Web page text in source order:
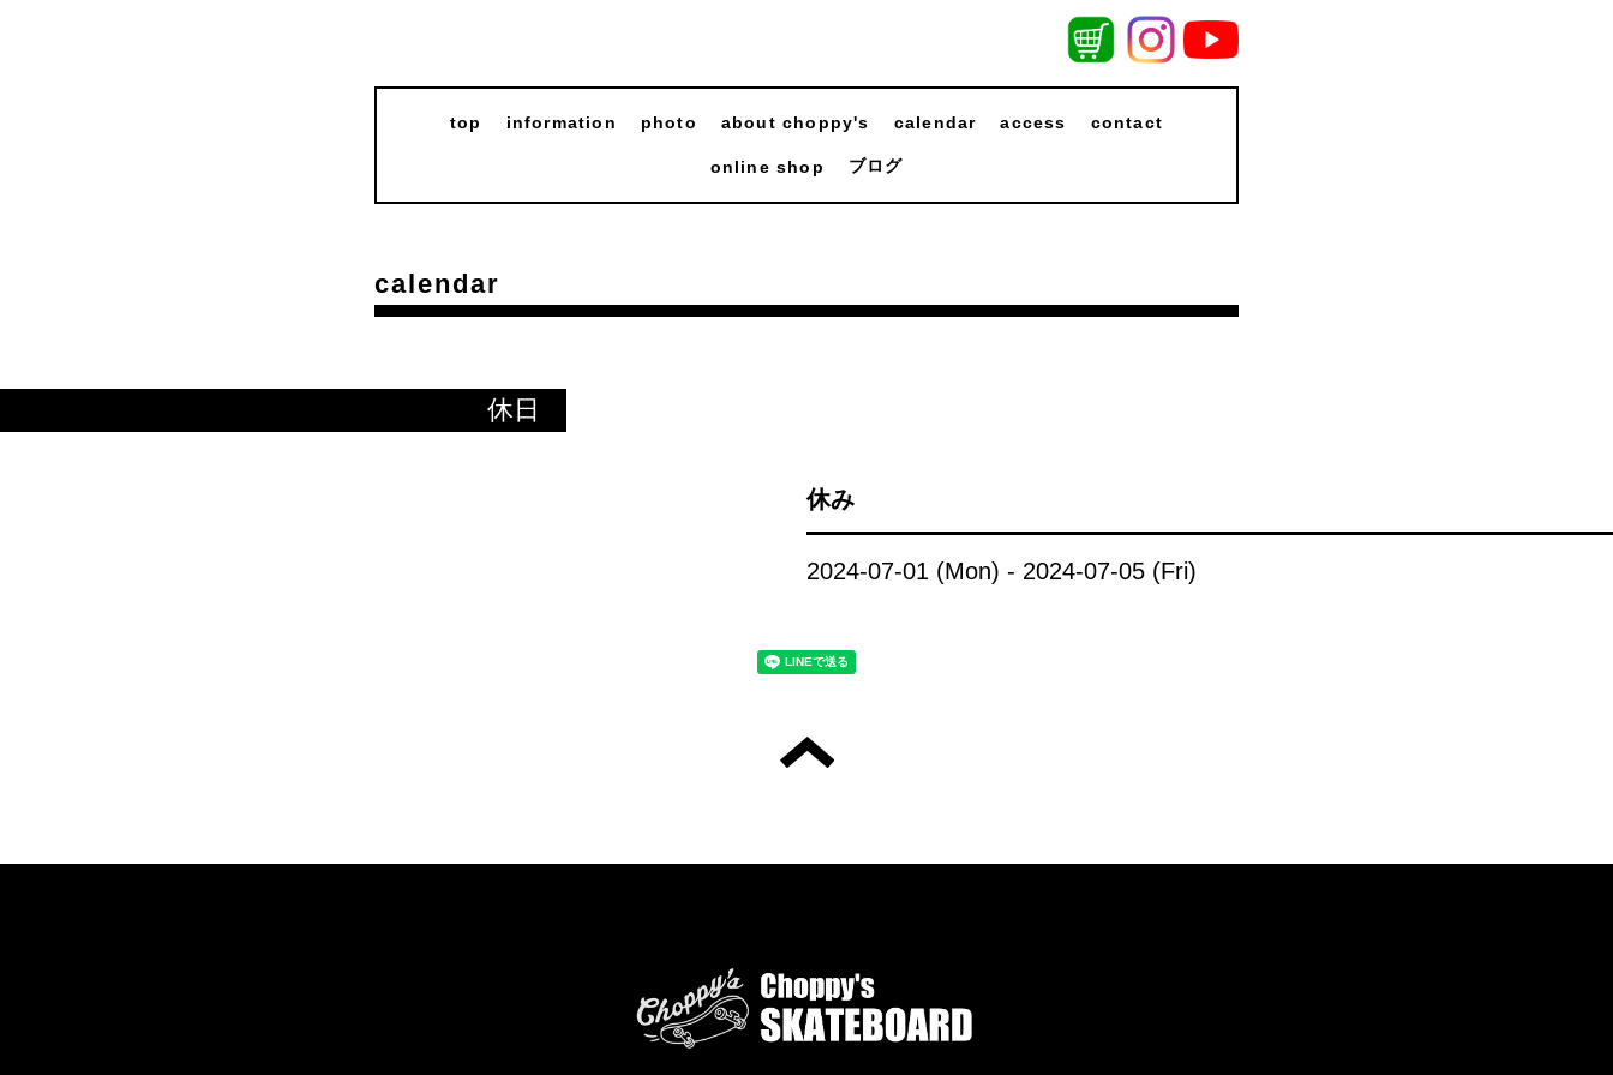
top information photo about choppy's calendar access contact
online shop ブログ
calendar
休日
休み
2024-07-01 (Mon) - 2024-07-05 (Fri)